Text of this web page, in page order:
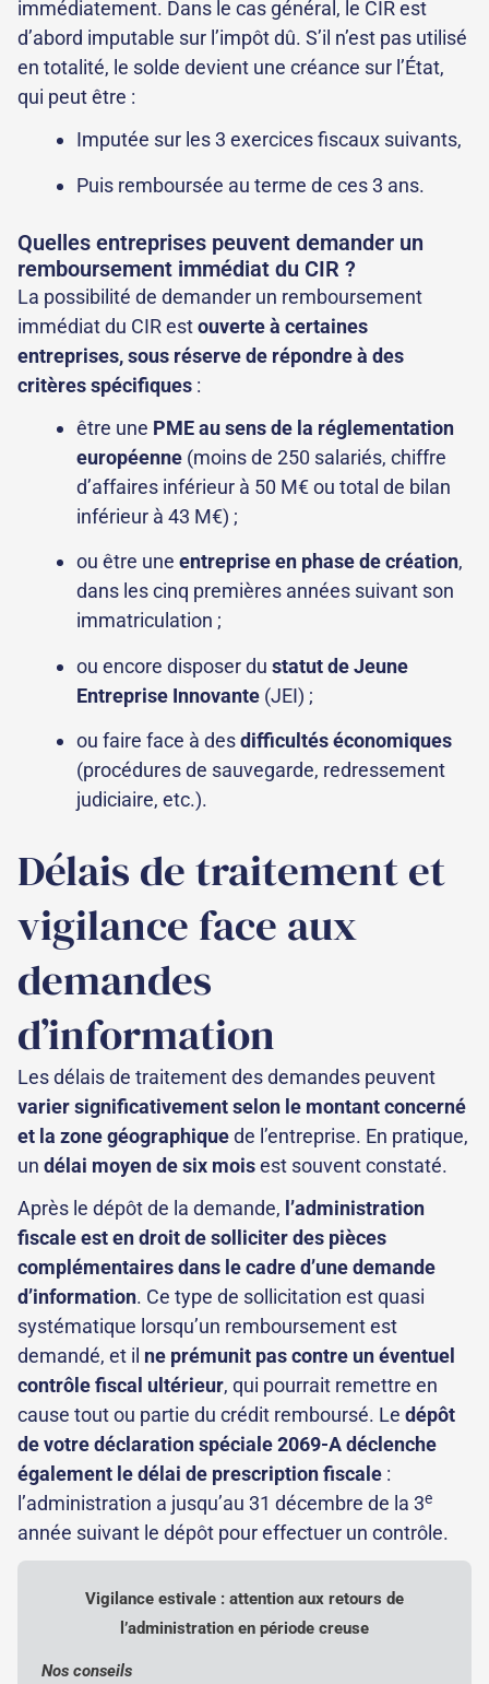
immédiatement. Dans le cas général, le CIR est
d’abord imputable sur l’impôt dû. S’il n’est pas utilisé
en totalité, le solde devient une créance sur l’État,
qui peut être :
Imputée sur les 3 exercices fiscaux suivants,
Puis remboursée au terme de ces 3 ans.
Quelles entreprises peuvent demander un
remboursement immédiat du CIR ?
La possibilité de demander un remboursement
immédiat du CIR estouverte à certaines
entreprises, sous réserve de répondre à des
critères spécifiques :
être une PME au sens de la réglementation
européenne (moins de 250 salariés, chiffre
d’affaires inférieur à 50 M€ ou total de bilan
inférieur à 43 M€) ;
ou être une entreprise en phase de création,
dans les cinq premières années suivant son
immatriculation ;
ou encore disposer du statut de Jeune
Entreprise Innovante (JEI) ;
ou faire face à desdifficultés économiques
(procédures de sauvegarde, redressement
judiciaire, etc.).
Délais de traitement et
vigilance face aux
demandes
d’information
Les délais de traitement des demandes peuvent
varier significativement selon le montant concerné
et la zone géographiquede l’entreprise. En pratique,
un délai moyen de six moisest souvent constaté.
Après le dépôt de la demande, l’administration
fiscale est en droit de solliciter des pièces
complémentaires dans le cadre d’une demande
d’information. Ce type de sollicitation est quasi
systématique lorsqu’un remboursement est
demandé, et il ne prémunit pas contre un éventuel
contrôle fiscal ultérieur, qui pourrait remettre en
cause tout ou partie du crédit remboursé. Le dépôt
de votre déclaration spéciale 2069-A déclenche
également le délai de prescription fiscale :
l’administration a jusqu’au 31 décembre de la 3e
année suivant le dépôt pour effectuer un contrôle.
Vigilance estivale : attention aux retours de
l’administration en période creuse
Nos conseils